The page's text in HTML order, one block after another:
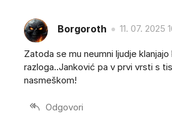
Borgoroth 11. 07. 2025
Zatoda se mu neumni ljudje klanjajo
razloga..Janković pa v prvi vrsti s
nasmeškom!
Odgovori